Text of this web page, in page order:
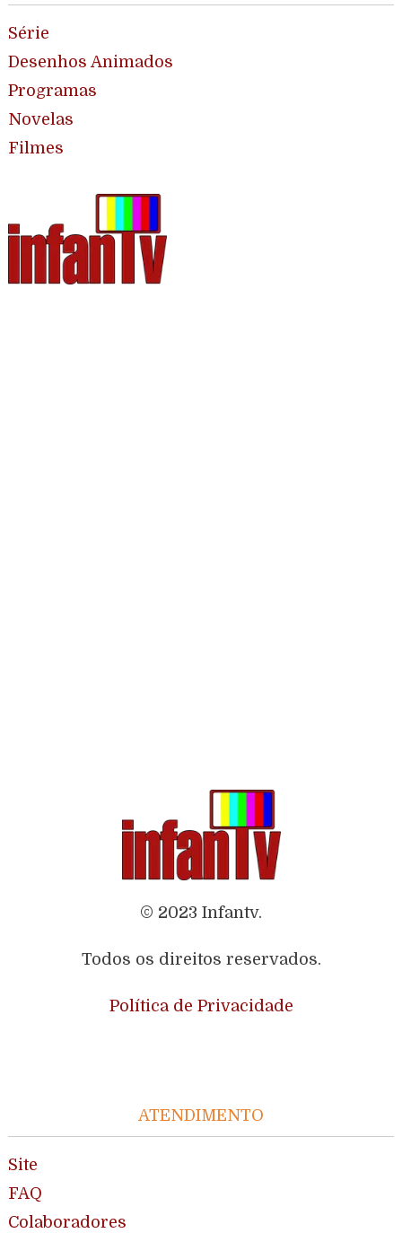
Série
Desenhos Animados
Programas
Novelas
Filmes
© 2023 Infantv.
Todos os direitos reservados.
Política de Privacidade
ATENDIMENTO
Site
FAQ
Colaboradores